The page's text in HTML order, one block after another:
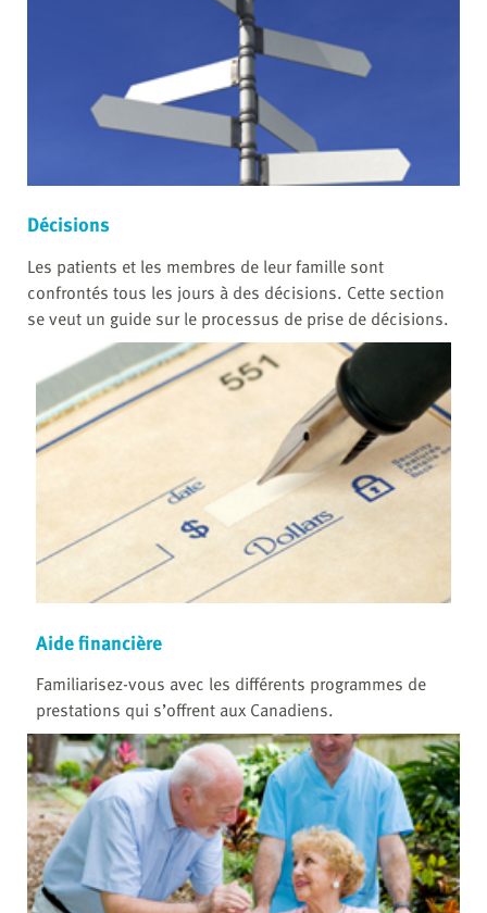
Décisions
Les patients et les membres de leur famille sont
confrontés tous les jours à des décisions. Cette section
se veut un guide sur le processus de prise de décisions.
Aide financière
Familiarisez-vous avec les différents programmes de
prestations qui s’offrent aux Canadiens.